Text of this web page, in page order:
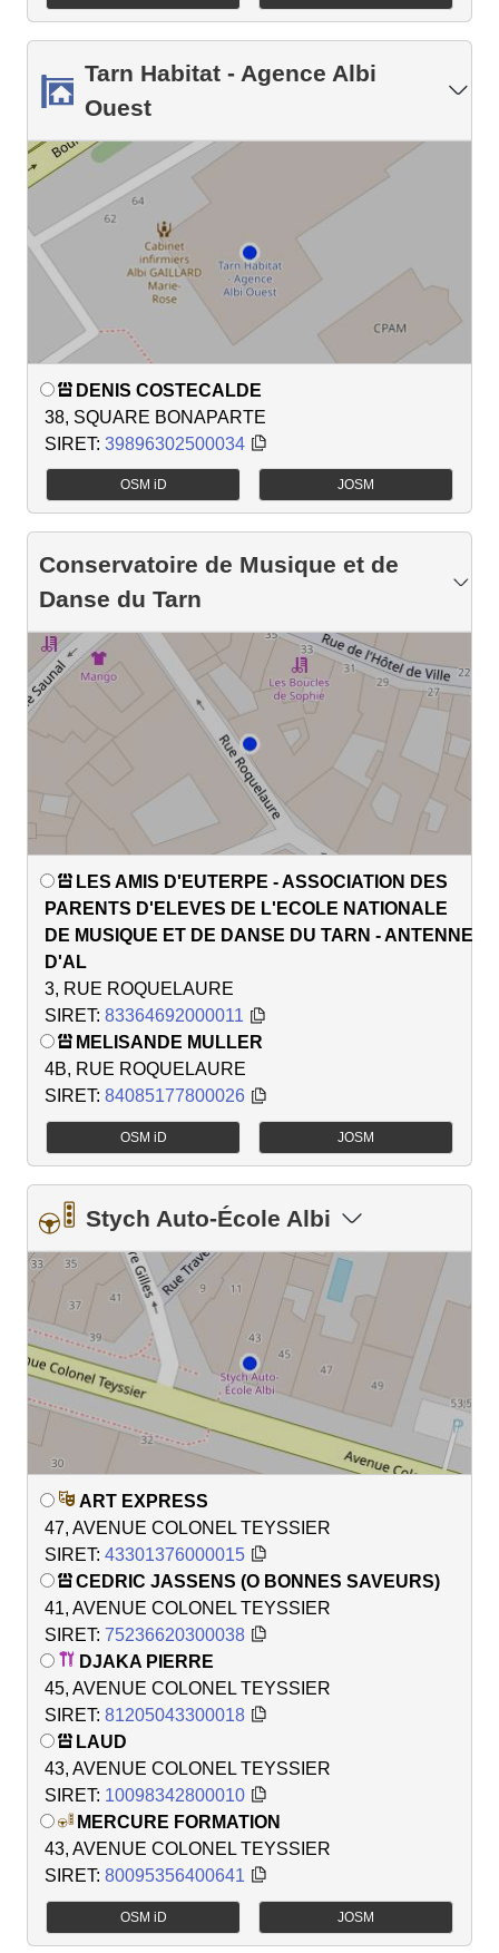
Tarn Habitat - Agence Albi
Ouest
DENIS COSTECALDE
38, SQUARE BONAPARTE
SIRET: 39896302500034
OSM iD JOSM
Conservatoire de Musique et de
Danse du Tarn
LES AMIS D'EUTERPE - ASSOCIATION DES
PARENTS D'ELEVES DE L'ECOLE NATIONALE
DE MUSIQUE ET DE DANSE DU TARN - ANTENNE
D'AL
3, RUE ROQUELAURE
SIRET: 83364692000011
MELISANDE MULLER
4B, RUE ROQUELAURE
SIRET: 84085177800026
OSM iD JOSM
Stych Auto-École Albi
ART EXPRESS
47, AVENUE COLONEL TEYSSIER
SIRET: 43301376000015
CEDRIC JASSENS (O BONNES SAVEURS)
41, AVENUE COLONEL TEYSSIER
SIRET: 75236620300038
DJAKA PIERRE
45, AVENUE COLONEL TEYSSIER
SIRET: 81205043300018
LAUD
43, AVENUE COLONEL TEYSSIER
SIRET: 10098342800010
MERCURE FORMATION
43, AVENUE COLONEL TEYSSIER
SIRET: 80095356400641
OSM iD JOSM